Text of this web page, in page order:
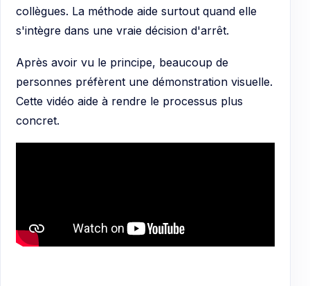
collègues. La méthode aide surtout quand elle
s'intègre dans une vraie décision d'arrêt.
Après avoir vu le principe, beaucoup de
personnes préfèrent une démonstration visuelle.
Cette vidéo aide à rendre le processus plus
concret.